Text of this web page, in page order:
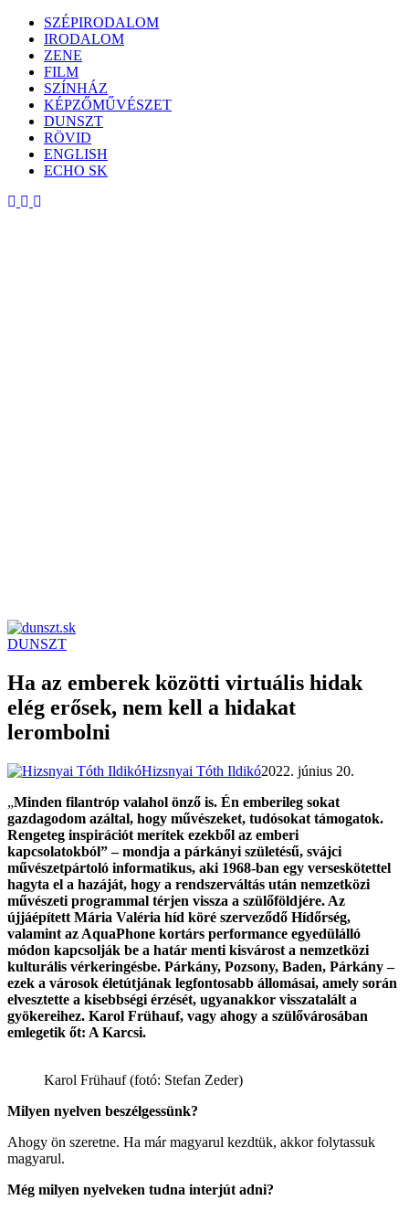
Skip
content
SZÉPIRODALOM
IRODALOM
ZENE
FILM
SZÍNHÁZ
KÉPZŐMŰVÉSZET
DUNSZT
RÖVID
ENGLISH
ECHO SK
DUNSZT
Ha az emberek közötti virtuális hidak
elég erősek, nem kell a hidakat
lerombolni
Hizsnyai Tóth Ildikó2022. június 20.
„Minden filantróp valahol önző is. Én emberileg sokat
gazdagodom azáltal, hogy művészeket, tudósokat támogatok.
Rengeteg inspirációt merítek ezekből az emberi
kapcsolatokból” – mondja a párkányi születésű, svájci
művészetpártoló informatikus, aki 1968-ban egy verseskötettel
hagyta el a hazáját, hogy a rendszerváltás után nemzetközi
művészeti programmal térjen vissza a szülőföldjére. Az
újjáépített Mária Valéria híd köré szerveződő Hídőrség,
valamint az AquaPhone kortárs performance egyedülálló
módon kapcsolják be a határ menti kisvárost a nemzetközi
kulturális vérkeringésbe. Párkány, Pozsony, Baden, Párkány –
ezek a városok életútjának legfontosabb állomásai, amely során
elvesztette a kisebbségi érzését, ugyanakkor visszatalált a
gyökereihez. Karol Frühauf, vagy ahogy a szülővárosában
emlegetik őt: A Karcsi.
Karol Frühauf (fotó: Stefan Zeder)
Milyen nyelven beszélgessünk?
Ahogy ön szeretne. Ha már magyarul kezdtük, akkor folytassuk
magyarul.
Még milyen nyelveken tudna interjút adni?